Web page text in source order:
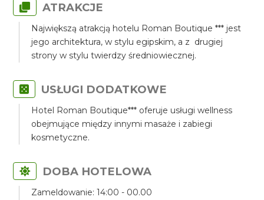
ATRAKCJE
Największą atrakcją hotelu Roman Boutique *** jest
jego architektura, w stylu egipskim, a z drugiej
strony w stylu twierdzy średniowiecznej.
USŁUGI DODATKOWE
Hotel Roman Boutique*** oferuje usługi wellness
obejmujące między innymi masaże i zabiegi
kosmetyczne.
DOBA HOTELOWA
Zameldowanie: 14:00 - 00.00